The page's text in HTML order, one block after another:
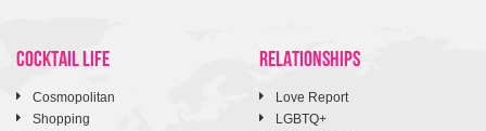
COCKTAIL LIFE
Cosmopolitan
Shopping
RELATIONSHIPS
Love Report
LGBTQ+